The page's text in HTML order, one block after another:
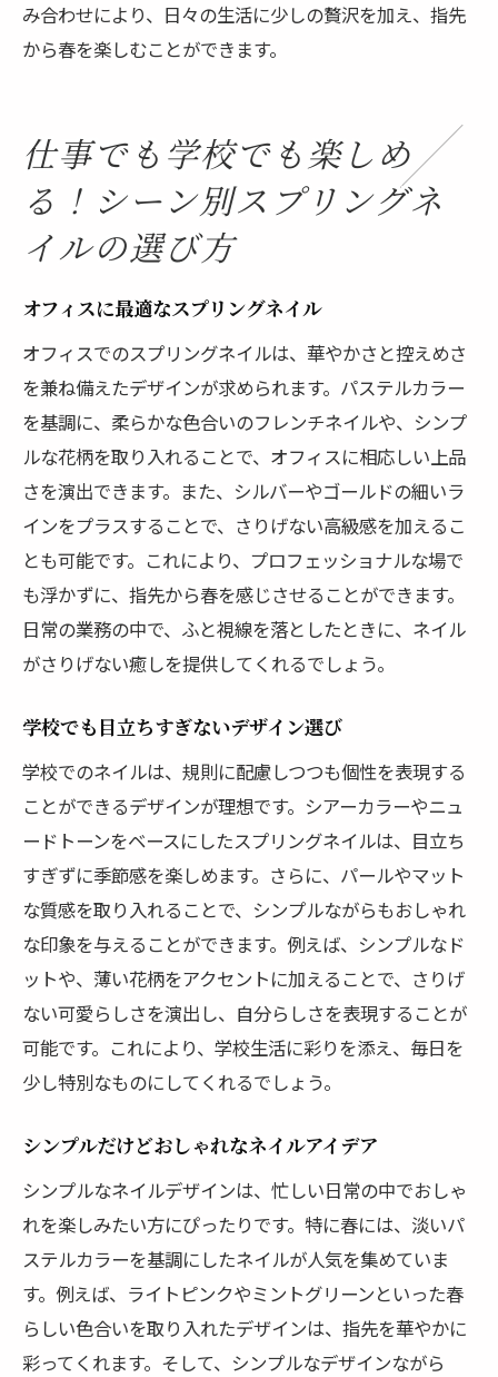
み合わせにより、日々の生活に少しの贅沢を加え、指先
から春を楽しむことができます。
仕事でも学校でも楽しめ
る！シーン別スプリングネ
イルの選び方
オフィスに最適なスプリングネイル
オフィスでのスプリングネイルは、華やかさと控えめさ
を兼ね備えたデザインが求められます。パステルカラー
を基調に、柔らかな色合いのフレンチネイルや、シンプ
ルな花柄を取り入れることで、オフィスに相応しい上品
さを演出できます。また、シルバーやゴールドの細いラ
インをプラスすることで、さりげない高級感を加えるこ
とも可能です。これにより、プロフェッショナルな場で
も浮かずに、指先から春を感じさせることができます。
日常の業務の中で、ふと視線を落としたときに、ネイル
がさりげない癒しを提供してくれるでしょう。
学校でも目立ちすぎないデザイン選び
学校でのネイルは、規則に配慮しつつも個性を表現する
ことができるデザインが理想です。シアーカラーやニュ
ードトーンをベースにしたスプリングネイルは、目立ち
すぎずに季節感を楽しめます。さらに、パールやマット
な質感を取り入れることで、シンプルながらもおしゃれ
な印象を与えることができます。例えば、シンプルなド
ットや、薄い花柄をアクセントに加えることで、さりげ
ない可愛らしさを演出し、自分らしさを表現することが
可能です。これにより、学校生活に彩りを添え、毎日を
少し特別なものにしてくれるでしょう。
シンプルだけどおしゃれなネイルアイデア
シンプルなネイルデザインは、忙しい日常の中でおしゃ
れを楽しみたい方にぴったりです。特に春には、淡いパ
ステルカラーを基調にしたネイルが人気を集めていま
す。例えば、ライトピンクやミントグリーンといった春
らしい色合いを取り入れたデザインは、指先を華やかに
彩ってくれます。そして、シンプルなデザインながら